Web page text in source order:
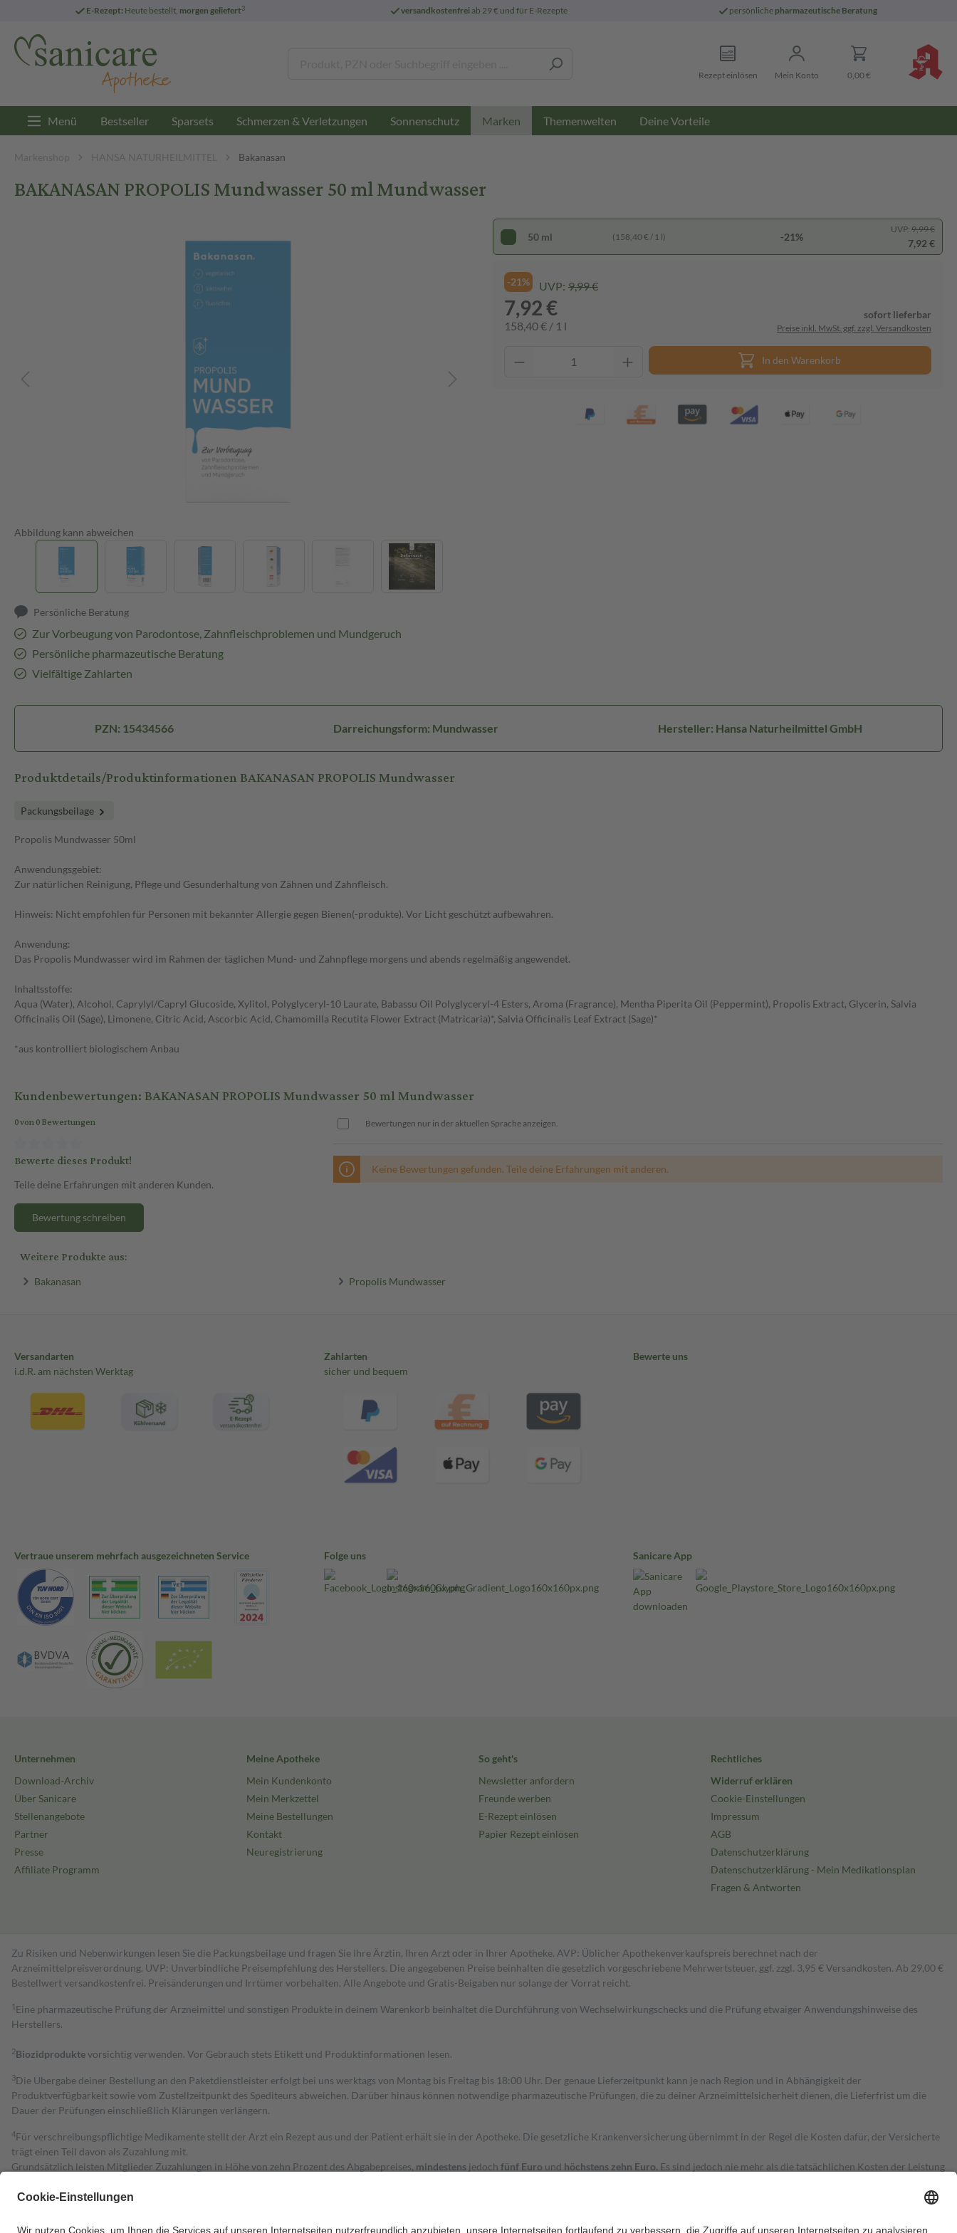
E-Rezept: Heute bestellt, morgen geliefert3 versandkostenfreiab 29 € und für E-Rezepte persönliche pharmazeutische Beratung
Rezept einlösen Mein Konto 0,00 €
Menü Bestseller Sparsets Schmerzen & Verletzungen Sonnenschutz Marken Themenwelten Deine Vorteile
Markenshop HANSA NATURHEILMITTEL Bakanasan
BAKANASAN PROPOLIS Mundwasser 50 ml Mundwasser
Abbildung kann abweichen
Persönliche Beratung
Zur Vorbeugung von Parodontose, Zahnfleischproblemen und Mundgeruch
Persönliche pharmazeutische Beratung
Vielfältige Zahlarten
50 ml (158,40 € / 1 l) -21%
UVP: 9,99 €
7,92 €
-21% UVP: 9,99 €
7,92 €
158,40 € / 1 l
sofort lieferbar
Preise inkl. MwSt. ggf. zzgl. Versandkosten
In den Warenkorb
PZN: 15434566 Darreichungsform: Mundwasser Hersteller: Hansa Naturheilmittel GmbH
Produktdetails/Produktinformationen BAKANASAN PROPOLIS Mundwasser
Packungsbeilage
Propolis Mundwasser 50ml
Anwendungsgebiet:
Zur natürlichen Reinigung, Pflege und Gesunderhaltung von Zähnen und Zahnfleisch.
Hinweis: Nicht empfohlen für Personen mit bekannter Allergie gegen Bienen(-produkte). Vor Licht geschützt aufbewahren.
Anwendung:
Das Propolis Mundwasser wird im Rahmen der täglichen Mund- und Zahnpflege morgens und abends regelmäßig angewendet.
Inhaltsstoffe:
Aqua (Water), Alcohol, Caprylyl/Capryl Glucoside, Xylitol, Polyglyceryl-10 Laurate, Babassu Oil Polyglyceryl-4 Esters, Aroma (Fragrance), Mentha Piperita Oil (Peppermint), Propolis Extract, Glycerin, Salvia
Officinalis Oil (Sage), Limonene, Citric Acid, Ascorbic Acid, Chamomilla Recutita Flower Extract (Matricaria)*, Salvia Officinalis Leaf Extract (Sage)*
*aus kontrolliert biologischem Anbau
Kundenbewertungen: BAKANASAN PROPOLIS Mundwasser 50 ml Mundwasser
0 von 0 Bewertungen
Bewerte dieses Produkt!
Teile deine Erfahrungen mit anderen Kunden.
Bewertung schreiben
Bewertungen nur in der aktuellen Sprache anzeigen.
Keine Bewertungen gefunden. Teile deine Erfahrungen mit anderen.
Weitere Produkte aus:
Bakanasan Propolis Mundwasser
Versandarten
i.d.R. am nächsten Werktag
Zahlarten
sicher und bequem
Bewerte uns
Vertraue unserem mehrfach ausgezeichneten Service Folge uns Sanicare App
Unternehmen
Download-Archiv
Über Sanicare
Stellenangebote
Partner
Presse
Affiliate Programm
Meine Apotheke
Mein Kundenkonto
Mein Merkzettel
Meine Bestellungen
Kontakt
Neuregistrierung
So geht's
Newsletter anfordern
Freunde werben
E-Rezept einlösen
Papier Rezept einlösen
Rechtliches
Widerruf erklären
Cookie-Einstellungen
Impressum
AGB
Datenschutzerklärung
Datenschutzerklärung - Mein Medikationsplan
Fragen & Antworten
Zu Risiken und Nebenwirkungen lesen Sie die Packungsbeilage und fragen Sie Ihre Ärztin, Ihren Arzt oder in Ihrer Apotheke. AVP: Üblicher Apothekenverkaufspreis berechnet nach der
Arzneimittelpreisverordnung. UVP: Unverbindliche Preisempfehlung des Herstellers. Die angegebenen Preise beinhalten die gesetzlich vorgeschriebene Mehrwertsteuer, ggf. zzgl. 3,95 € Versandkosten. Ab 29,00 €
Bestell­wert versand­kosten­frei. Preisänderungen und Irrtümer vorbehalten. Alle Angebote und Gratis-Beigaben nur solange der Vorrat reicht.
1 Eine pharmazeutische Prüfung der Arzneimittel und sonstigen Produkte in deinem Warenkorb beinhaltet die Durchführung von Wechselwirkungschecks und die Prüfung etwaiger Anwendungshinweise des
Herstellers.
2Biozidproduktevorsichtig verwenden. Vor Gebrauch stets Etikett und Produktinformationen lesen.
3Die Übergabe deiner Bestellung an den Paketdienstleister erfolgt bei uns werktags von Montag bis Freitag bis 18:00 Uhr. Der genaue Lieferzeitpunkt kann je nach Region und in Abhängigkeit der
Produktverfügbarkeit sowie vom Zustellzeitpunkt des Spediteurs abweichen. Darüber hinaus können notwendige pharmazeutische Prüfungen, die zu deiner Arzneimittelsicherheit dienen, die Lieferfrist um die
Dauer der Prüfungen einschließlich Klärungen verlängern.
4Für verschreibungspflichtige Medikamente stellt der Arzt ein Rezept aus und der Patient erhält sie in der Apotheke. Die gesetzliche Krankenversicherung übernimmt in der Regel die Kosten dafür, der Versicherte
trägt einen Teil davon als Zuzahlung mit.
Grundsätzlich leisten Mitglieder Zuzahlungen in Höhe von zehn Prozent des Abgabepreises, mindestens jedoch fünf Euro und höchstens zehn Euro. Es sind jedoch nie mehr als die tatsächlichen Kosten der Leistung
Diese Regeln gelten grundsätzlich auch für Online-Apotheken.
Um das Engagement der Versicherten für ihre eigene Gesundheit zu stärken und die besondere Stellung der Familie zu unterstützen, fallenkeine Zuzahlungen an bei: